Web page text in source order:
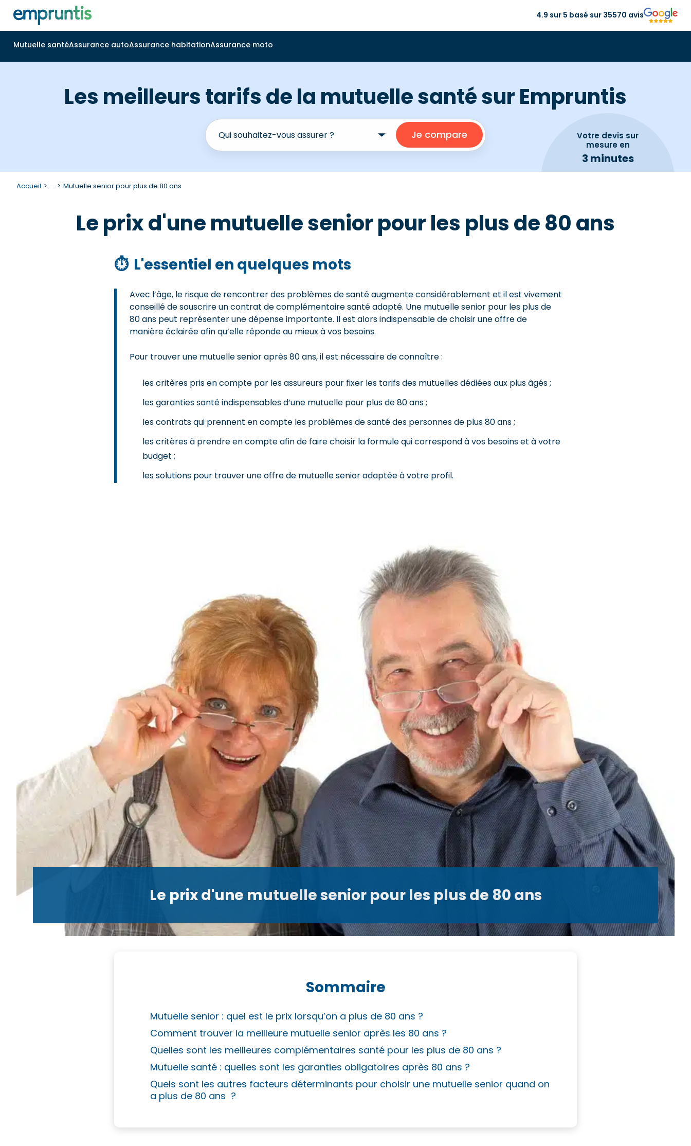
4.9 sur 5 basé sur 35570 avis
Mutuelle santéAssurance autoAssurance habitationAssurance moto
Les meilleurs tarifs de la mutuelle santé sur Empruntis
Votre devis sur
mesure en
3 minutes
Accueil ... Mutuelle senior pour plus de 80 ans
Le prix d'une mutuelle senior pour les plus de 80 ans
⏱ L'essentiel en quelques mots
Avec l’âge, le risque de rencontrer des problèmes de santé augmente considérablement et il est vivement
conseillé de souscrire un contrat de complémentaire santé adapté. Une mutuelle senior pour les plus de
80 ans peut représenter une dépense importante. Il est alors indispensable de choisir une offre de
manière éclairée afin qu’elle réponde au mieux à vos besoins.
Pour trouver une mutuelle senior après 80 ans, il est nécessaire de connaître :
les critères pris en compte par les assureurs pour fixer les tarifs des mutuelles dédiées aux plus âgés ;
les garanties santé indispensables d’une mutuelle pour plus de 80 ans ;
les contrats qui prennent en compte les problèmes de santé des personnes de plus 80 ans ;
les critères à prendre en compte afin de faire choisir la formule qui correspond à vos besoins et à votre
budget ;
les solutions pour trouver une offre de mutuelle senior adaptée à votre profil.
Le prix d'une mutuelle senior pour les plus de 80 ans
Sommaire
Mutuelle senior : quel est le prix lorsqu’on a plus de 80 ans ?
Comment trouver la meilleure mutuelle senior après les 80 ans ?
Quelles sont les meilleures complémentaires santé pour les plus de 80 ans ?
Mutuelle santé : quelles sont les garanties obligatoires après 80 ans ?
Quels sont les autres facteurs déterminants pour choisir une mutuelle senior quand on
a plus de 80 ans ?